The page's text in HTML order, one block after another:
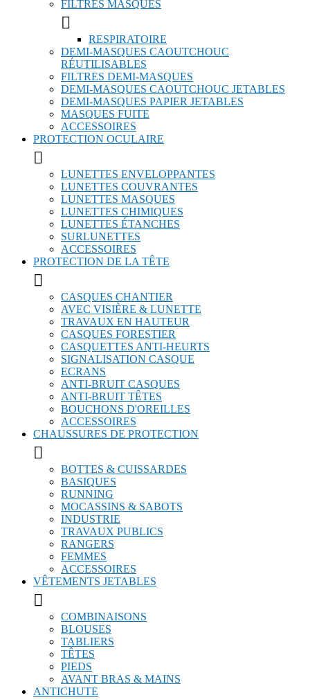
FILTRES MASQUES

RESPIRATOIRE
DEMI-MASQUES CAOUTCHOUC
RÉUTILISABLES
FILTRES DEMI-MASQUES
DEMI-MASQUES CAOUTCHOUC JETABLES
DEMI-MASQUES PAPIER JETABLES
MASQUES FUITE
ACCESSOIRES
PROTECTION OCULAIRE

LUNETTES ENVELOPPANTES
LUNETTES COUVRANTES
LUNETTES MASQUES
LUNETTES CHIMIQUES
LUNETTES ÉTANCHES
SURLUNETTES
ACCESSOIRES
PROTECTION DE LA TÊTE

CASQUES CHANTIER
AVEC VISIÈRE & LUNETTE
TRAVAUX EN HAUTEUR
CASQUES FORESTIER
CASQUETTES ANTI-HEURTS
SIGNALISATION CASQUE
ECRANS
ANTI-BRUIT CASQUES
ANTI-BRUIT TÊTES
BOUCHONS D'OREILLES
ACCESSOIRES
CHAUSSURES DE PROTECTION

BOTTES & CUISSARDES
BASIQUES
RUNNING
MOCASSINS & SABOTS
INDUSTRIE
TRAVAUX PUBLICS
RANGERS
FEMMES
ACCESSOIRES
VÊTEMENTS JETABLES

COMBINAISONS
BLOUSES
TABLIERS
TÊTES
PIEDS
AVANT BRAS & MAINS
ANTICHUTE